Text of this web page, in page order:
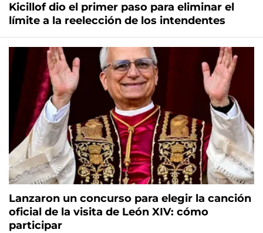
Kicillof dio el primer paso para eliminar el
límite a la reelección de los intendentes
Lanzaron un concurso para elegir la canción
oficial de la visita de León XIV: cómo
participar